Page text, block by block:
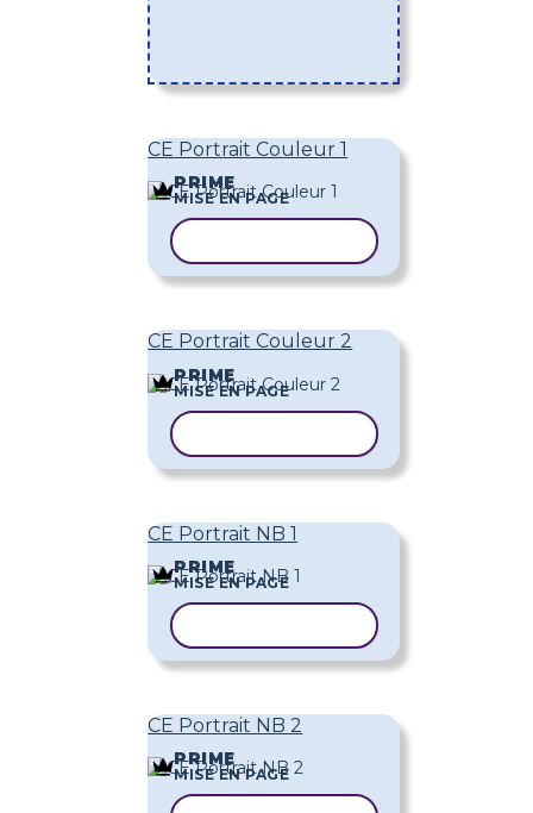
CE Portrait Couleur 1
PRIME
MISE EN PAGE
CE Portrait Couleur 2
PRIME
MISE EN PAGE
CE Portrait NB 1
PRIME
MISE EN PAGE
CE Portrait NB 2
PRIME
MISE EN PAGE